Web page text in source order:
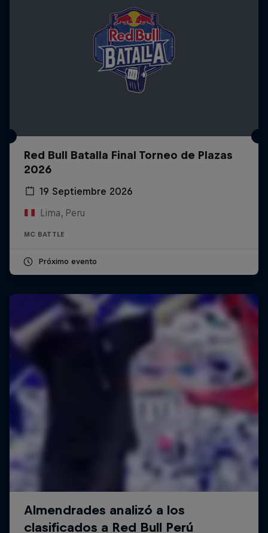
Red Bull Batalla Final Torneo de Plazas
2026
19 Septiembre 2026
Lima, Peru
MC BATTLE
Próximo evento